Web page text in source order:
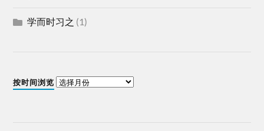
学而时习之 (1)
按时间浏览